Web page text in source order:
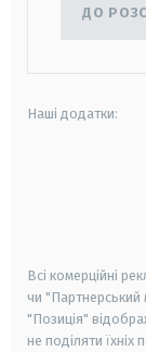
ДО
Наші додатки:
Всі комерційні
чи "Партнерський
"Позиція"
не поділяти